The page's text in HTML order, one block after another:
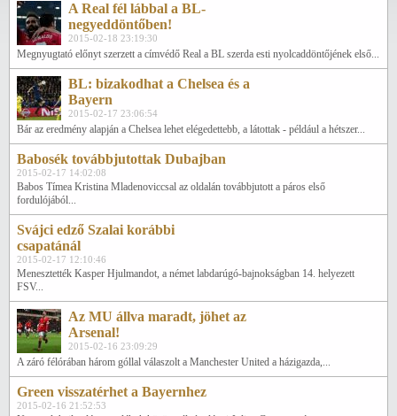
A Real fél lábbal a BL-
negyeddöntőben!
2015-02-18 23:19:30
Megnyugtató előnyt szerzett a címvédő Real a BL szerda esti nyolcaddöntőjének első...
BL: bizakodhat a Chelsea és a
Bayern
2015-02-17 23:06:54
Bár az eredmény alapján a Chelsea lehet elégedettebb, a látottak - például a hétszer...
Babosék továbbjutottak Dubajban
2015-02-17 14:02:08
Babos Tímea Kristina Mladenoviccsal az oldalán továbbjutott a páros első
fordulójából...
Svájci edző Szalai korábbi
csapatánál
2015-02-17 12:10:46
Menesztették Kasper Hjulmandot, a német labdarúgó-bajnokságban 14. helyezett
FSV...
Az MU állva maradt, jöhet az
Arsenal!
2015-02-16 23:09:29
A záró félórában három góllal válaszolt a Manchester United a házigazda,...
Green visszatérhet a Bayernhez
2015-02-16 21:52:53